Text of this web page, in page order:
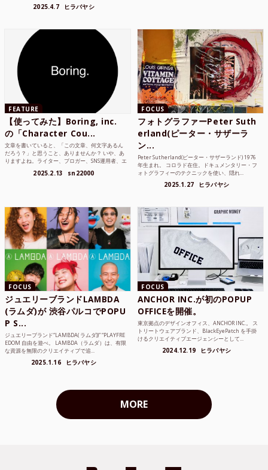
2025.4.7 ヒラバヤシ
FEATURE
【使ってみた】Boring, inc.
の「Character Cou...
文章を書いていると、「この文章、何文字あるん
だろう？」と思うこと、ありませんか？ いや、あ
りますよね。ライター、ブロガー、SNS運用者、エ
2025.2.13 sn22000
FOCUS
フォトグラファーPeter Suth
erland(ピーター・サザーラ
ン...
Peter Sutherland(ピーター・サザーランド) 1976
年生まれ。 コロラド在住。ドキュメンタリー・フ
ォトグラフィーのテクニックを使い、隠れ...
2025.1.27 ヒラバヤシ
FOCUS
ジュエリーブランドLAMBDA
(ラムダ)が 渋谷パルコでPOPU
P S...
ジュエリーブランド“LAMBDA( ラムダ))” “PLAYFRE
EDOM 自由を遊べ。 LAMBDA（ラムダ）は、有限
な資源を無限のクリエイティブで追...
2025.1.16 ヒラバヤシ
FOCUS
ANCHOR INC.が初のPOPUP
OFFICEを開催。
東京拠点のデザインオフィス、ANCHOR INC.。 ス
トリートウェアブランド、BlackEyePatch を手掛
けるクリエイティブエージェンシーとして...
2024.12.19 ヒラバヤシ
MORE